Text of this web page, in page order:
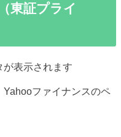
東証プライ
表示されます
ファイナンスのペ